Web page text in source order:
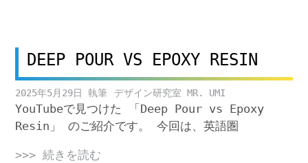
DEEP POUR VS EPOXY RESIN
2025年5月29日 デザイン研究室 MR. UMI
YouTubeで見つけた 「Deep Pour vs Epoxy
Resin」 のご紹介です。 今回は、英語圏
>>> 続きを読む